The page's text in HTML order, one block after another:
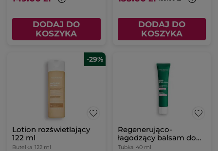
DODAJ DO
KOSZYKA
DODAJ DO
KOSZYKA
-29%
Lotion rozświetlający
122 ml
Butelka 122 ml
Regenerująco-
łagodzący balsam do
skóry wrażliwej
Tubka 40 ml